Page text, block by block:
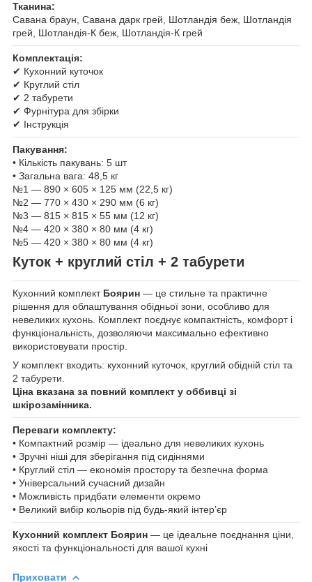
Тканина:
Савана браун, Савана дарк грей, Шотландія беж, Шотландія
грей, Шотландія-К беж, Шотландія-К грей
Комплектація:
✔ Кухонний куточок
✔ Круглий стіл
✔ 2 табурети
✔ Фурнітура для збірки
✔ Інструкція
Пакування:
• Кількість пакувань: 5 шт
• Загальна вага: 48,5 кг
№1 — 890 × 605 × 125 мм (22,5 кг)
№2 — 770 × 430 × 290 мм (6 кг)
№3 — 815 × 815 × 55 мм (12 кг)
№4 — 420 × 380 × 80 мм (4 кг)
№5 — 420 × 380 × 80 мм (4 кг)
Куток + круглий стіл + 2 табурети
Кухонний комплект Боярин — це стильне та практичне
рішення для облаштування обідньої зони, особливо для
невеликих кухонь. Комплект поєднує компактність, комфорт і
функціональність, дозволяючи максимально ефективно
використовувати простір.
У комплект входить: кухонний куточок, круглий обідній стіл та
2 табурети.
Ціна вказана за повний комплект у оббивці зі
шкірозамінника.
Переваги комплекту:
• Компактний розмір — ідеально для невеликих кухонь
• Зручні ніші для зберігання під сидіннями
• Круглий стіл — економія простору та безпечна форма
• Універсальний сучасний дизайн
• Можливість придбати елементи окремо
• Великий вибір кольорів під будь-який інтер’єр
Кухонний комплект Боярин — це ідеальне поєднання ціни,
якості та функціональності для вашої кухні
Приховати